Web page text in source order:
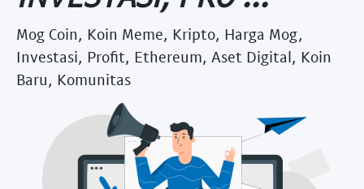
Mog Coin, Koin Meme, Kripto, Harga Mog,
Investasi, Profit, Ethereum, Aset Digital, Koin
Baru, Komunitas